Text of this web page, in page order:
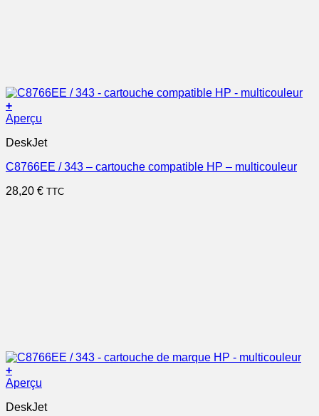
+
Aperçu
DeskJet
C8766EE / 343 – cartouche compatible HP – multicouleur
28,20 € TTC
+
Aperçu
DeskJet